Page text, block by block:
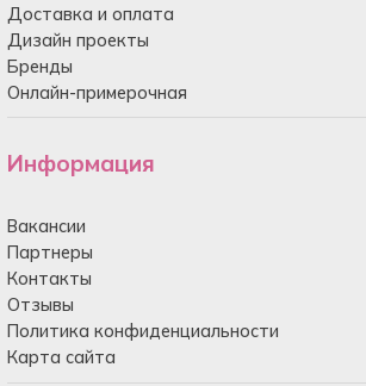
Доставка и оплата
Дизайн проекты
Бренды
Онлайн-примерочная
Информация
Вакансии
Партнеры
Контакты
Отзывы
Политика конфиденциальности
Карта сайта